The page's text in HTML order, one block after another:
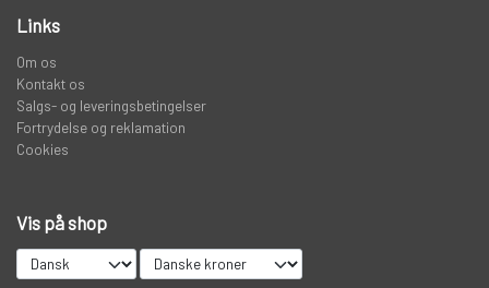
VADERS, VADESKO OG VADE JAKKER
Links
Om os
Kontakt os
Salgs- og leveringsbetingelser
Fortrydelse og reklamation
Cookies
Vis på shop